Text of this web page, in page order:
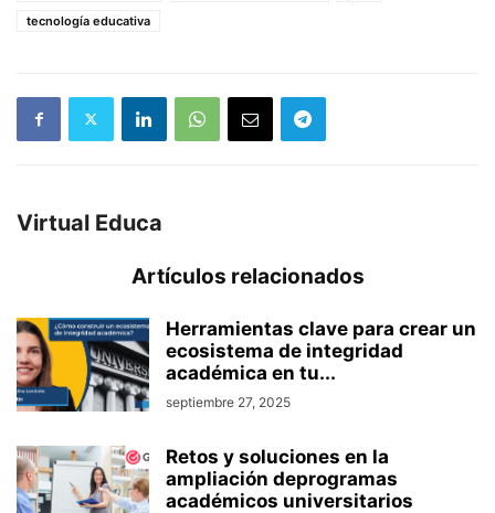
tecnología educativa
Virtual Educa
Artículos relacionados
Herramientas clave para crear un
ecosistema de integridad
académica en tu...
septiembre 27, 2025
Retos y soluciones en la
ampliación deprogramas
académicos universitarios